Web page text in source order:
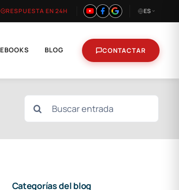
RESPUESTA EN 24H ES
EBOOKS BLOG CONTACTAR
Buscar:
Categorías del blog